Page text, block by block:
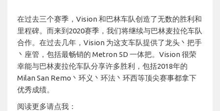
在过去三个赛季，Vision 和巴林车队创造了无数的胜利和
里程碑。而来到2020赛季，我们将继续与巴林麦拉伦车队
合作。在过去几年，Vision 为这支车队提供了龙头丶把手
丶座管，包括最畅销的 Metron 5D 一体把。Vision 很荣
幸能与巴林麦拉伦车队分享许多胜利，包括2018年的
Milan San Remo丶环义丶环法丶环西等顶尖赛事都拿下
优秀成绩。
阅读更多请点我：